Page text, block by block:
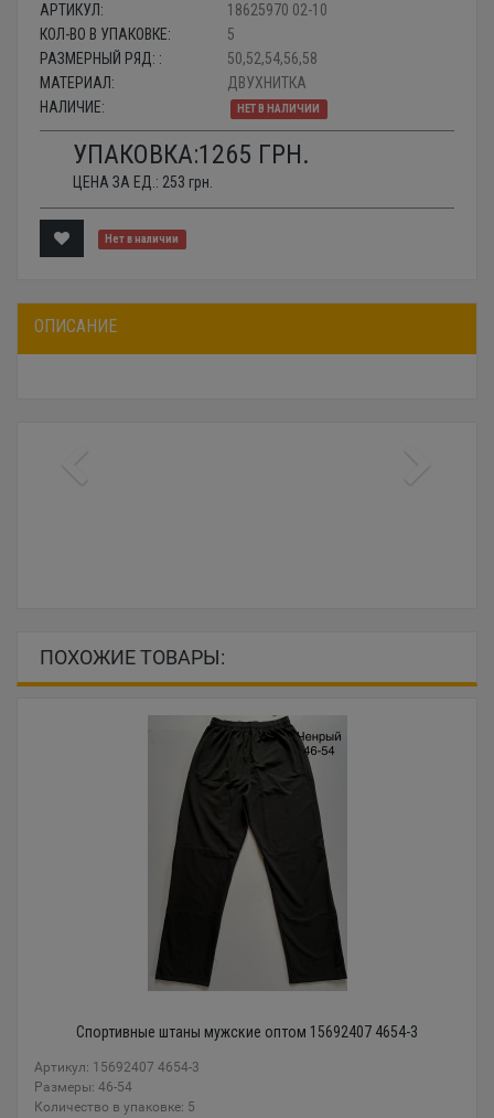
АРТИКУЛ:
18625970 02-10
КОЛ-ВО В УПАКОВКЕ:
5
РАЗМЕРНЫЙ РЯД: :
50,52,54,56,58
МАТЕРИАЛ:
ДВУХНИТКА
НАЛИЧИЕ:
НЕТ В НАЛИЧИИ
УПАКОВКА:1265 ГРН.
ЦЕНА ЗА ЕД.: 253 грн.
Нет в наличии
ОПИСАНИЕ
ПОХОЖИЕ ТОВАРЫ:
Спортивные штаны мужские оптом 15692407 4654-3
Артикул: 15692407 4654-3
Размеры: 46-54
Количество в упаковке: 5